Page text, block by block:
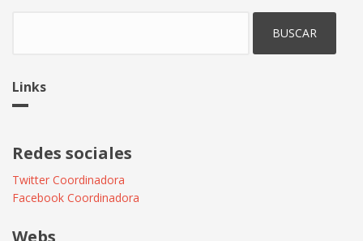
Links
Redes sociales
Twitter Coordinadora
Facebook Coordinadora
Webs